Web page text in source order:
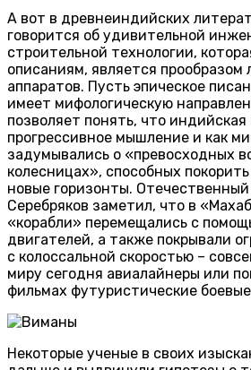
А вот в древнеиндийских
говорится об удивительной
строительной технологии,
описаниям, является прообразом
аппаратов. Пусть эпическое
имеет мифологическую
позволяет понять, что
прогрессивное мышление и как
задумывались о «превосходных
колесницах», способных
новые горизонты.
Серебряков заметил, что в
«корабли» перемещались с
двигателей, а также покрывали
с колоссальной скоростью –
миру сегодня авиалайнеры или
фильмах футуристические
Некоторые ученые в своих